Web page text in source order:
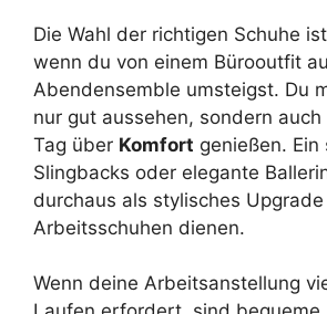
Die Wahl der richtigen Schuhe
wenn du von einem Bürooutfit
Abendensemble umsteigst. Du
nur gut aussehen, sondern
Tag über Komfort genießen. Ein
Slingbacks oder elegante
durchaus als stylisches
Arbeitsschuhen dienen.
Wenn deine Arbeitsanstellung